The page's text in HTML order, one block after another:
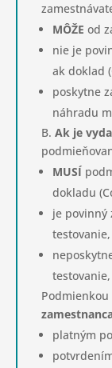
MÔŽE od
nie je
ak doklad
poskytne
náhradu
B. Ak je
MUSÍ
dokladu
je povinný
platným